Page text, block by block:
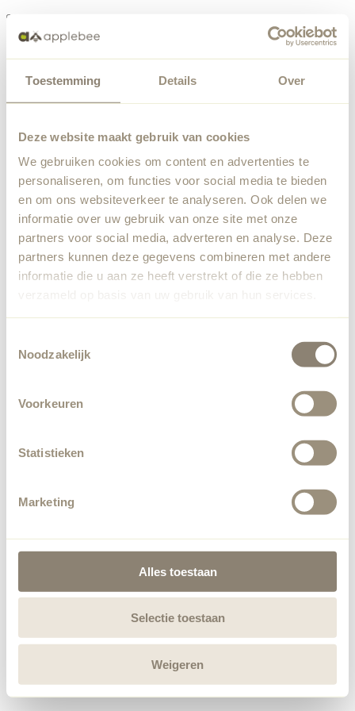
Toestemming Details Over
Deze website maakt gebruik van cookies
We gebruiken cookies om content en advertenties te
personaliseren, om functies voor social media te bieden
en om ons websiteverkeer te analyseren. Ook delen we
informatie over uw gebruik van onze site met onze
partners voor social media, adverteren en analyse. Deze
partners kunnen deze gegevens combineren met andere
informatie die u aan ze heeft verstrekt of die ze hebben
verzameld op basis van uw gebruik van hun services.
Noodzakelijk
Voorkeuren
Statistieken
Marketing
Alles toestaan
Selectie toestaan
Weigeren
Etwas ist schiefgelaufen
Team wurde benachrichtigt.
Zurück zur Startseite